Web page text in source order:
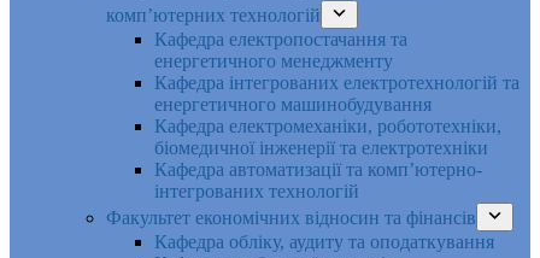
комп’ютерних технологій
Кафедра електропостачання та
енергетичного менеджменту
Кафедра інтегрованих електротехнологій та
енергетичного машинобудування
Кафедра електромеханіки, робототехніки,
біомедичної інженерії та електротехніки
Кафедра автоматизації та комп’ютерно-
інтегрованих технологій
Факультет економічних відносин та фінансів
Кафедра обліку, аудиту та оподаткування